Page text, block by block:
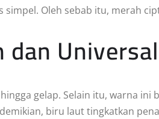
Oleh sebab itu, merah
dan Universal
gelap. Selain itu, warna ini
biru laut tingkatkan